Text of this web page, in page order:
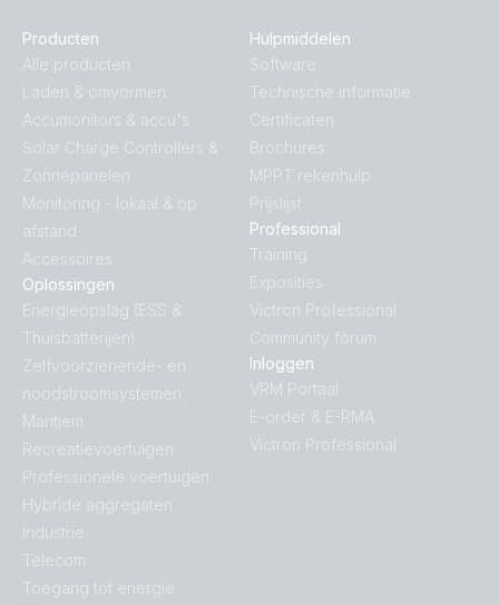
Producten
Alle producten
Laden & omvormen
Accumonitors & accu's
Solar Charge Controllers &
Zonnepanelen
Monitoring - lokaal & op
afstand
Accessoires
Oplossingen
Energieopslag (ESS &
Thuisbatterijen)
Zelfvoorzienende- en
noodstroomsystemen
Maritiem
Recreatievoertuigen
Professionele voertuigen
Hybride aggregaten
Industrie
Telecom
Toegang tot energie
Hulpmiddelen
Software
Technische informatie
Certificaten
Brochures
MPPT rekenhulp
Prijslijst
Professional
Training
Exposities
Victron Professional
Community forum
Inloggen
VRM Portaal
E-order & E-RMA
Victron Professional